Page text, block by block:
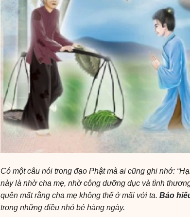
Có một câu nói trong đạo Phật mà ai cũng ghi nhớ:
này là nhờ cha mẹ, nhờ công dưỡng dục và tình
quên mất rằng cha mẹ không thể ở mãi với ta.Báo
trong những điều nhỏ bé hàng ngày.